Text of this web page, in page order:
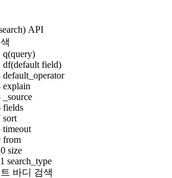
API
q(query)
df(default field)
default_operator
explain
_source
fields
sort
timeout
from
size
search_type
바디 검색